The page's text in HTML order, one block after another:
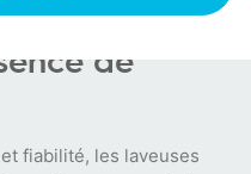
compromis
de
fiabilité, les laveuses